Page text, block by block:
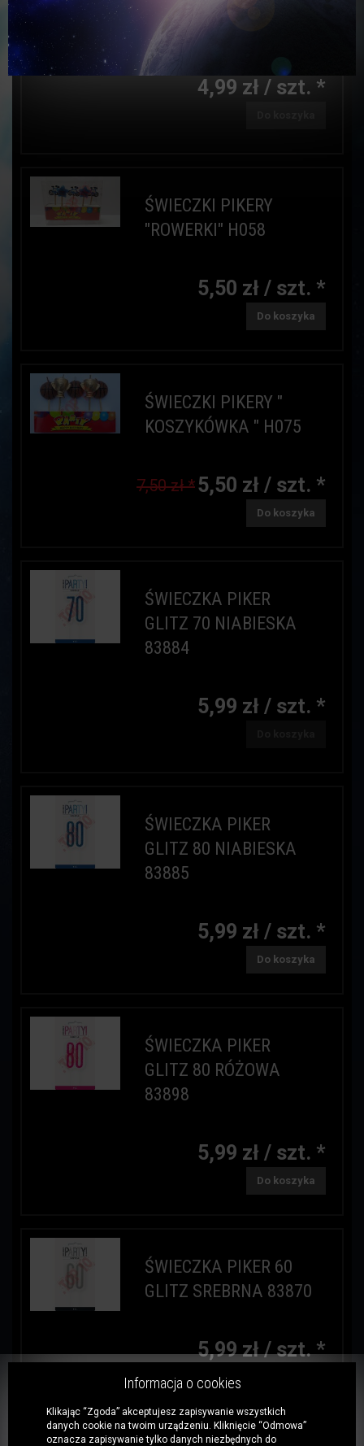
SYRENKI SW-PISY
4,99 zł / szt. *
ŚWIECZKI PIKERY
"ROWERKI" H058
5,50 zł / szt. *
Do koszyka
ŚWIECZKI PIKERY "
KOSZYKÓWKA " H075
7,50 zł *5,50 zł / szt. *
Do koszyka
ŚWIECZKA PIKER
GLITZ 70 NIABIESKA
83884
5,99 zł / szt. *
ŚWIECZKA PIKER
GLITZ 80 NIABIESKA
83885
5,99 zł / szt. *
Do koszyka
ŚWIECZKA PIKER
GLITZ 80 RÓŻOWA
83898
5,99 zł / szt. *
Do koszyka
ŚWIECZKA PIKER 60
GLITZ SREBRNA 83870
5,99 zł / szt. *
Informacja o cookies
Klikając “Zgoda” akceptujesz zapisywanie wszystkich
danych cookie na twoim urządzeniu. Kliknięcie “Odmowa”
oznacza zapisywanie tylko danych niezbędnych do